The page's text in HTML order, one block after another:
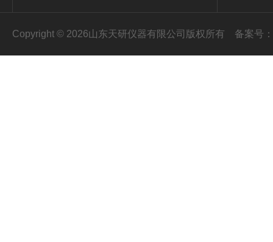
Copyright © 2026山东天研仪器有限公司版权所有 备案号